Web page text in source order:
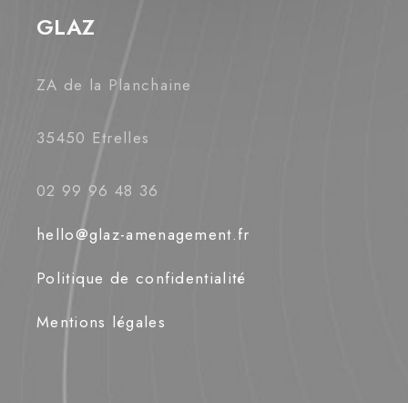
GLAZ
ZA de la Planchaine
35450 Etrelles
02 99 96 48 36
hello@glaz-amenagement.fr
Politique de confidentialité
Mentions légales